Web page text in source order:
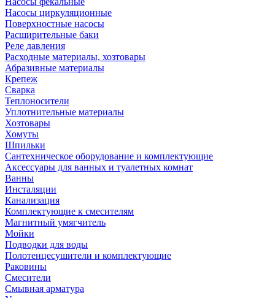
Насосы циркуляционные
Поверхностные насосы
Расширительные баки
Реле давления
Расходные материалы, хозтовары
Абразивные материалы
Крепеж
Сварка
Теплоносители
Уплотнительные материалы
Хозтовары
Хомуты
Шпильки
Сантехническое оборудование и комплектующие
Аксессуары для ванных и туалетных комнат
Ванны
Инсталяции
Канализация
Комплектующие к смесителям
Магнитный умягчитель
Мойки
Подводки для воды
Полотенцесушители и комплектующие
Раковины
Смесители
Смывная арматура